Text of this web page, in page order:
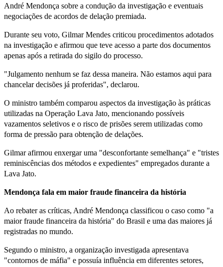
André Mendonça sobre a condução da investigação e eventuais
negociações de acordos de delação premiada.
Durante seu voto, Gilmar Mendes criticou procedimentos adotados
na investigação e afirmou que teve acesso a parte dos documentos
apenas após a retirada do sigilo do processo.
"Julgamento nenhum se faz dessa maneira. Não estamos aqui para
chancelar decisões já proferidas", declarou.
O ministro também comparou aspectos da investigação às práticas
utilizadas na Operação Lava Jato, mencionando possíveis
vazamentos seletivos e o risco de prisões serem utilizadas como
forma de pressão para obtenção de delações.
Gilmar afirmou enxergar uma "desconfortante semelhança" e "tristes
reminiscências dos métodos e expedientes" empregados durante a
Lava Jato.
Mendonça fala em maior fraude financeira da história
Ao rebater as críticas, André Mendonça classificou o caso como "a
maior fraude financeira da história" do Brasil e uma das maiores já
registradas no mundo.
Segundo o ministro, a organização investigada apresentava
"contornos de máfia" e possuía influência em diferentes setores,